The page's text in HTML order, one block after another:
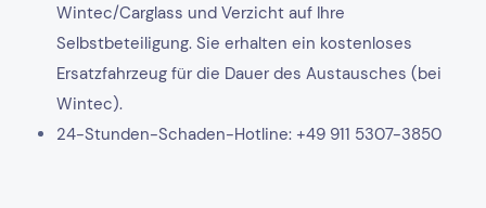
Wintec/Carglass und Verzicht auf Ihre
Selbstbeteiligung. Sie erhalten ein kostenloses
Ersatzfahrzeug für die Dauer des Austausches (bei
Wintec).
24-Stunden-Schaden-Hotline: +49 911 5307-3850